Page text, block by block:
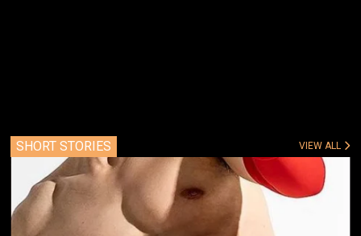
SHORT STORIES VIEW ALL